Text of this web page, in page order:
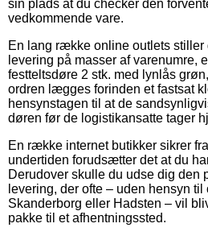
sin plads at du checker den
vedkommende vare.
En lang række online outlets stiller
levering på masser af varenumre,
festteltsdøre 2 stk. med lynlås
ordren lægges forinden et fastsat
hensynstagen til at de
døren før de logistikansatte tager
En række internet butikker sikrer
undertiden forudsætter det at du
Derudover skulle du udse dig den
levering, der ofte – uden hensyn
Skanderborg eller Hadsten – vil
pakke til et afhentningssted.